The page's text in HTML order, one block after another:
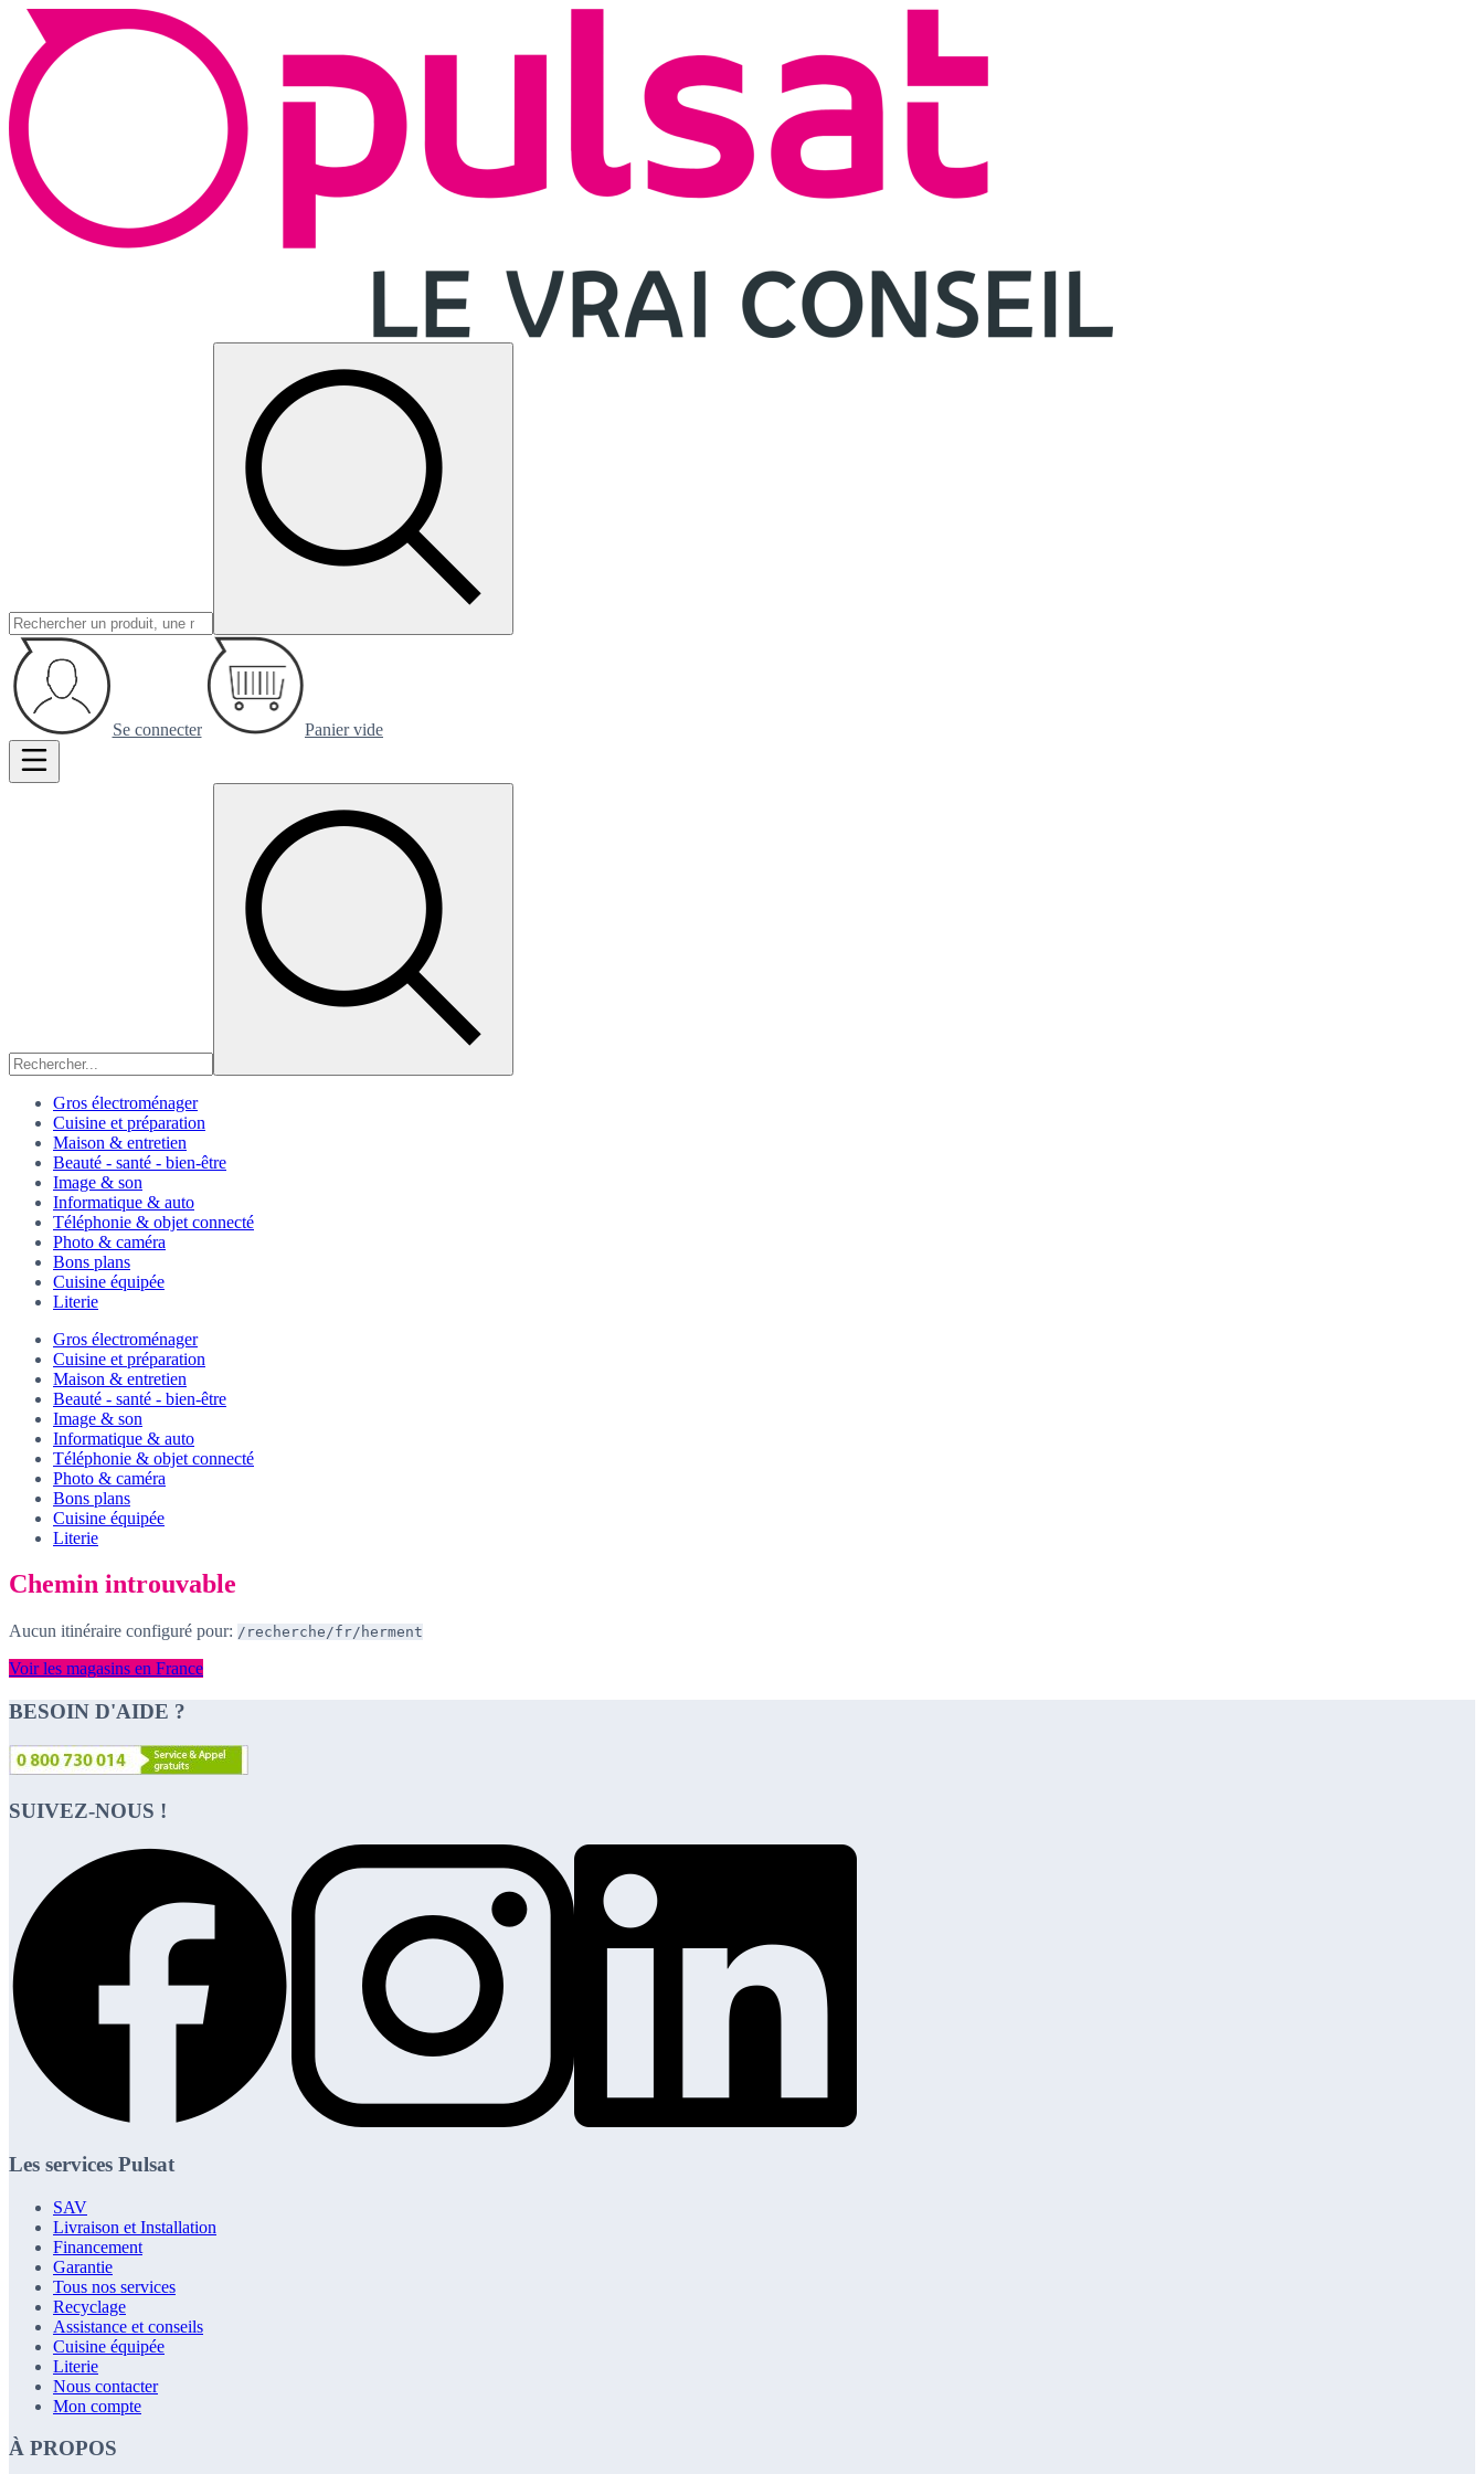
Se connecter Panier vide
Gros électroménager
Cuisine et préparation
Maison & entretien
Beauté - santé - bien-être
Image & son
Informatique & auto
Téléphonie & objet connecté
Photo & caméra
Bons plans
Cuisine équipée
Literie
Gros électroménager
Cuisine et préparation
Maison & entretien
Beauté - santé - bien-être
Image & son
Informatique & auto
Téléphonie & objet connecté
Photo & caméra
Bons plans
Cuisine équipée
Literie
Chemin introuvable
Aucun itinéraire configuré pour: /recherche/fr/herment
Voir les magasins en France
BESOIN D'AIDE ?
SUIVEZ-NOUS !
Les services Pulsat
SAV
Livraison et Installation
Financement
Garantie
Tous nos services
Recyclage
Assistance et conseils
Cuisine équipée
Literie
Nous contacter
Mon compte
À PROPOS